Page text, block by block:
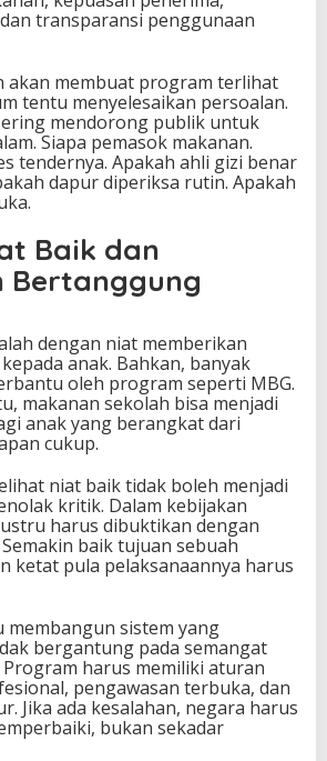
transparansi penggunaan
akan membuat program terlihat
tentu menyelesaikan persoalan.
mendorong publik untuk
Siapa pemasok makanan.
tendernya. Apakah ahli gizi benar
dapur diperiksa rutin. Apakah
Baik dan
Bertanggung
dengan niat memberikan
anak. Bahkan, banyak
oleh program seperti MBG.
makanan sekolah bisa menjadi
anak yang berangkat dari
cukup.
niat baik tidak boleh menjadi
kritik. Dalam kebijakan
harus dibuktikan dengan
baik tujuan sebuah
ketat pula pelaksanaannya harus
membangun sistem yang
bergantung pada semangat
harus memiliki aturan
pengawasan terbuka, dan
Jika ada kesalahan, negara harus
bukan sekadar